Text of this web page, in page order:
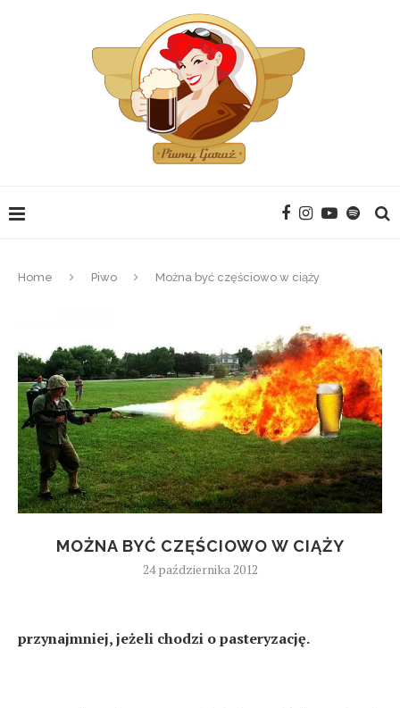
Home Piwo Można być częściowo w ciąży
MOŻNA BYĆ CZĘŚCIOWO W CIĄŻY
24 października 2012
przynajmniej, jeżeli chodzi o pasteryzację.